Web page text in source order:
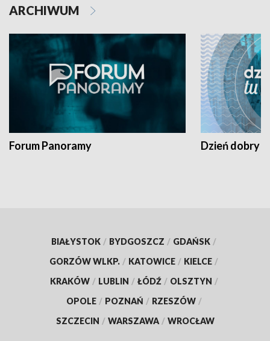
ARCHIWUM
Forum Panoramy Dzień dobry
BIAŁYSTOK / BYDGOSZCZ / GDAŃSK /
GORZÓW WLKP. / KATOWICE / KIELCE /
KRAKÓW / LUBLIN / ŁÓDŹ / OLSZTYN /
OPOLE / POZNAŃ / RZESZÓW /
SZCZECIN / WARSZAWA / WROCŁAW